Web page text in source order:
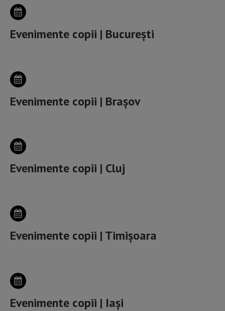
Evenimente copii | București
Evenimente copii | Brașov
Evenimente copii | Cluj
Evenimente copii | Timișoara
Evenimente copii | Iași